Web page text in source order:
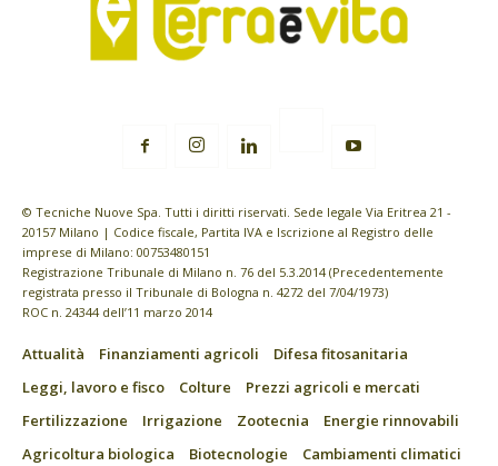
© Tecniche Nuove Spa. Tutti i diritti riservati. Sede legale Via Eritrea 21 -
20157 Milano | Codice fiscale, Partita IVA e Iscrizione al Registro delle
imprese di Milano: 00753480151
Registrazione Tribunale di Milano n. 76 del 5.3.2014 (Precedentemente
registrata presso il Tribunale di Bologna n. 4272 del 7/04/1973)
ROC n. 24344 dell’11 marzo 2014
Attualità Finanziamenti agricoli
Difesa fitosanitaria
Leggi, lavoro e fisco
Colture
Prezzi agricoli e mercati
Fertilizzazione
Irrigazione Zootecnia
Energie rinnovabili
Agricoltura biologica
Biotecnologie
Cambiamenti climatici